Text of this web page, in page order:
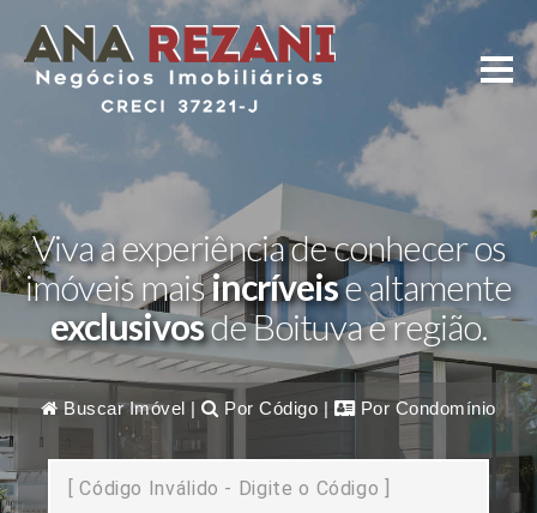
Viva a experiência de conhecer os
imóveis maisincríveise altamente
exclusivosde Boituva e região.
Buscar Imóvel | Por Código | Por Condomínio